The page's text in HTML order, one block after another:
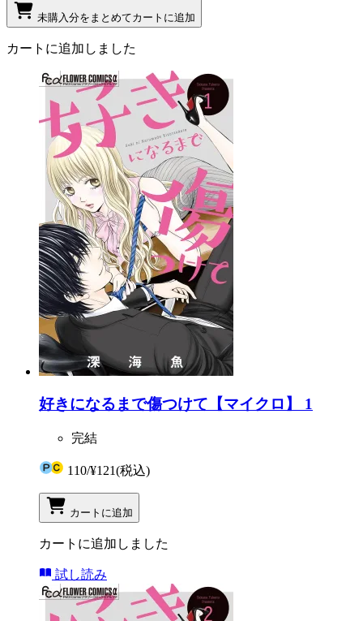
未購入分をまとめてカートに追加
カートに追加しました
好きになるまで傷つけて【マイクロ】 1
完結
110/¥121(税込)
カートに追加
カートに追加しました
試し読み